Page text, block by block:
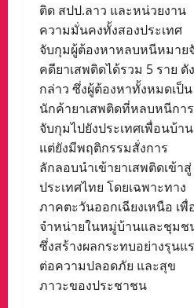
ติด สปป.ลาว และหน่วยงาน
ความมั่นคงทั้งสองประเทศ
จับกุมผู้ต้องหาหลบหนีหมาย
คดียาเสพติดได้รวม 5 ราย ดัง
กล่าว ซึ่งผู้ต้องหาทั้งหมดเป็น
นักค้ายาเสพติดที่หลบหนีการ
จับกุมไปยังประเทศเพื่อนบ้าน
แต่ยังมีพฤติกรรมสั่งการ
ลักลอบนำเข้ายาเสพติดเข้าสู่
ประเทศไทย โดยเฉพาะทาง
ภาคตะวันออกเฉียงเหนือ เพื่
จำหน่ายในหมู่บ้านและชุมช
ซึ่งสร้างผลกระทบอย่างรุนแ
ต่อความปลอดภัย และสุข
ภาวะของประชาชน